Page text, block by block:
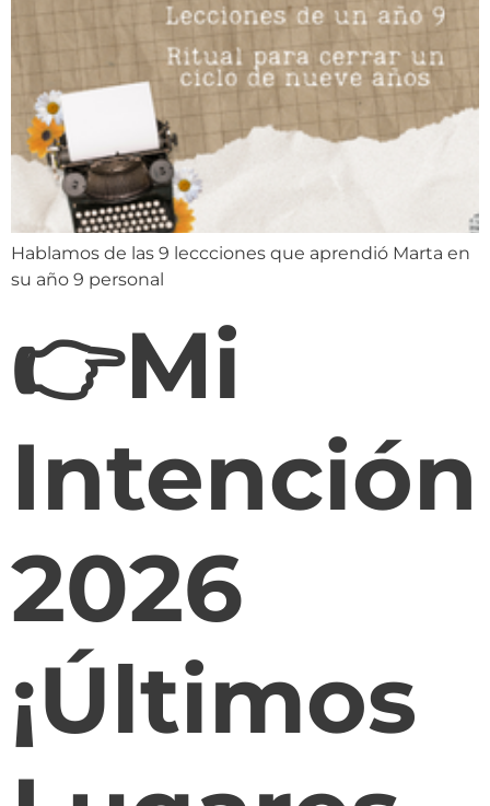
Hablamos de las 9 leccciones que aprendió Marta en
su año 9 personal
👉Mi
Intención
2026
¡Últimos